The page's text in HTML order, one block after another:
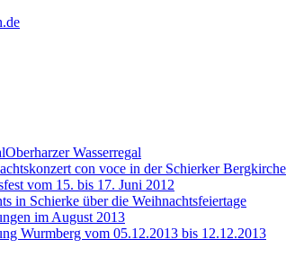
Oberharzer Wasserregal
vom 15. bis 17. Juni 2012
in Schierke über die Weihnachtsfeiertage
im August 2013
Wurmberg vom 05.12.2013 bis 12.12.2013